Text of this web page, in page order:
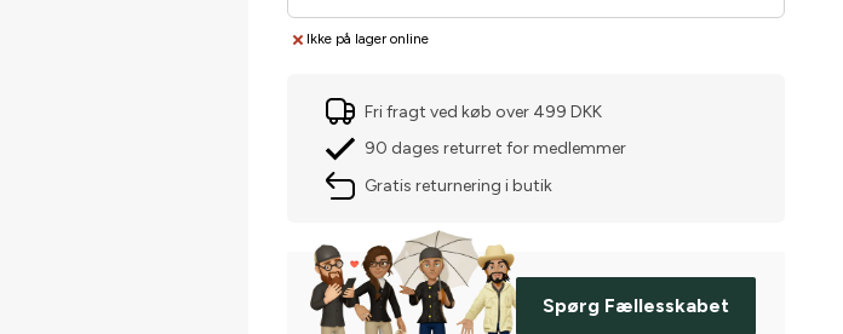
Ikke på lager online
Fri fragt ved køb over 499 DKK
90 dages returret for medlemmer
Gratis returnering i butik
Spørg Fællesskabet